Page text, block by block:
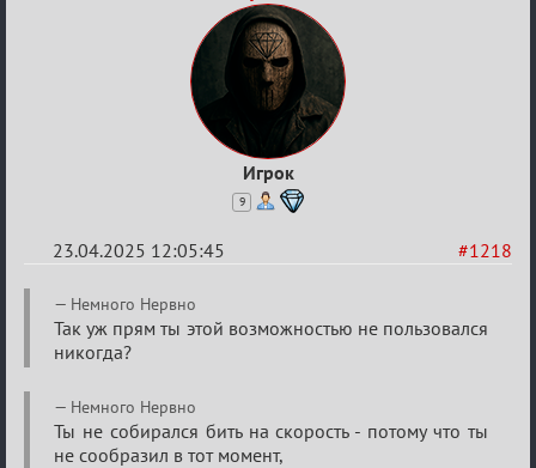
Игрок
9
#1218
23.04.2025 12:05:45
Re:
Разговоры
о
XIX
ТПК.
Немного Нервно
Так уж прям ты этой возможностью не пользовался
никогда?
Немного Нервно
Ты не собирался бить на скорость - потому что ты
не сообразил в тот момент,